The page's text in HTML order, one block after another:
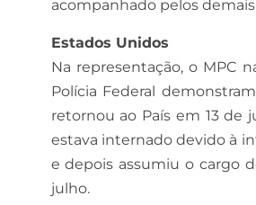
acompanhado pelos demais
Estados Unidos
Na representação, o MPC
Polícia Federal
retornou ao País em 13 de
estava internado devido à
e depois assumiu o cargo
julho.